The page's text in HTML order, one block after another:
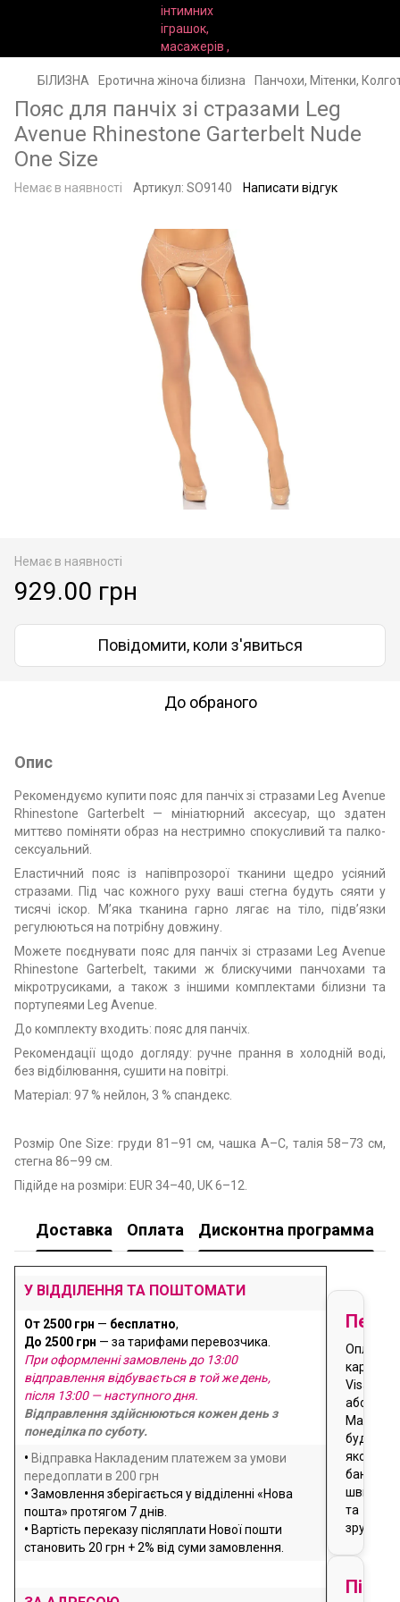
БІЛИЗНА Еротична жіноча білизна Панчохи, Мітенки,
Пояс для панчіх зі стразами Leg
Avenue Rhinestone Garterbelt Nude
One Size
Немає в наявності Артикул: SO9140 Написати відгук
Немає в наявності
929.00 грн
Повідомити, коли з'явиться
До обраного
Опис
Рекомендуємо купити пояс для панчіх зі стразами Leg Avenue
Rhinestone Garterbelt — мініатюрний аксесуар, що здатен
миттєво поміняти образ на нестримно спокусливий та палко-
сексуальний.
Еластичний пояс із напівпрозорої тканини щедро усіяний
стразами. Під час кожного руху ваші стегна будуть сяяти у
тисячі іскор. М’яка тканина гарно лягає на тіло, підв’язки
регулюються на потрібну довжину.
Можете поєднувати пояс для панчіх зі стразами Leg Avenue
Rhinestone Garterbelt, такими ж блискучими панчохами та
мікротрусиками, а також з іншими комплектами білизни та
портупеями Leg Avenue.
До комплекту входить: пояс для панчіх.
Рекомендації щодо догляду: ручне прання в холодній воді,
без відбілювання, сушити на повітрі.
Матеріал: 97 % нейлон, 3 % спандекс.
Розмір One Size: груди 81–91 см, чашка А–С, талія 58–73 см,
стегна 86–99 см.
Підійде на розміри: EUR 34–40, UK 6–12.
Доставка Оплата Дисконтна программа
У ВІДДІЛЕННЯ ТА ПОШТОМАТИ
От 2500 грн — бесплатно,
До 2500 грн — за тарифами перевозчика.
При оформленні замовлень до 13:00
відправлення відбувається в той же день,
після 13:00 — наступного дня.
Відправлення здійснюються кожен день з
понеділка по суботу.
• Відправка Накладеним платежем за умови
передоплати в 200 грн
• Замовлення зберігається у відділенні «Нова
пошта» протягом 7 днів.
• Вартість переказу післяплати Нової пошти
становить 20 грн + 2% від суми замовлення.
Оплата
карткою
Visa
або
будь-
якого
банку
швидко
та
зручно